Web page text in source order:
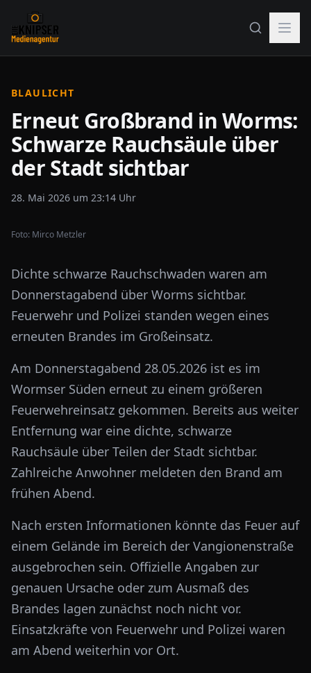
BLAULICHT
Erneut Großbrand in Worms:
Schwarze Rauchsäule über
der Stadt sichtbar
28. Mai 2026 um 23:14 Uhr
Foto: Mirco Metzler
Dichte schwarze Rauchschwaden waren am
Donnerstagabend über Worms sichtbar.
Feuerwehr und Polizei standen wegen eines
erneuten Brandes im Großeinsatz.
Am Donnerstagabend 28.05.2026 ist es im
Wormser Süden erneut zu einem größeren
Feuerwehreinsatz gekommen. Bereits aus weiter
Entfernung war eine dichte, schwarze
Rauchsäule über Teilen der Stadt sichtbar.
Zahlreiche Anwohner meldeten den Brand am
frühen Abend.
Nach ersten Informationen könnte das Feuer auf
einem Gelände im Bereich der Vangionenstraße
ausgebrochen sein. Offizielle Angaben zur
genauen Ursache oder zum Ausmaß des
Brandes lagen zunächst noch nicht vor.
Einsatzkräfte von Feuerwehr und Polizei waren
am Abend weiterhin vor Ort.